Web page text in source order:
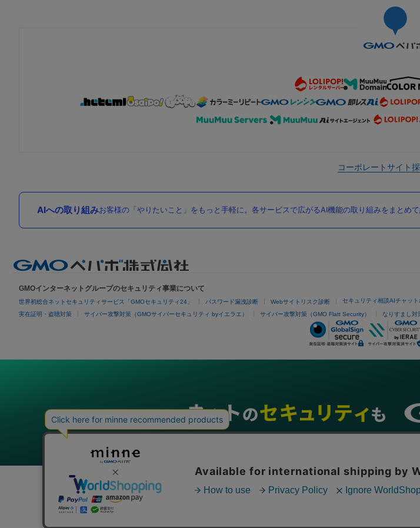
コーポレートサイト
AIへの取り組みお客様の「やりたいこと」をもっと手軽に。各サービスで広がるAI機能の取り組みをまとめて
GMOインターネットグループのセキュリティ事業について
世界初総合ネットセキュリティサービス「GMOセキュリティ24」 パスワード漏洩診断 Webサイトリスク診断 セキュリティ相談AIチャット
実在証明・盗聴対策 サイバー攻撃対策（GMOサイバーセキュリティ byイエラエ） サイバー攻撃対策（GMO Flatt Security） なりすまし対
グループサービス
インターネットサービス